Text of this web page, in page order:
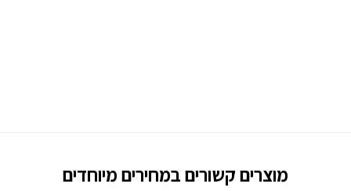
מוצרים קשורים במחירים מיוחדים